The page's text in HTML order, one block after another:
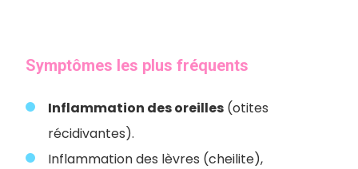
Symptômes les plus fréquents
Inflammation des oreilles (otites
récidivantes).
Inflammation des lèvres (cheilite),